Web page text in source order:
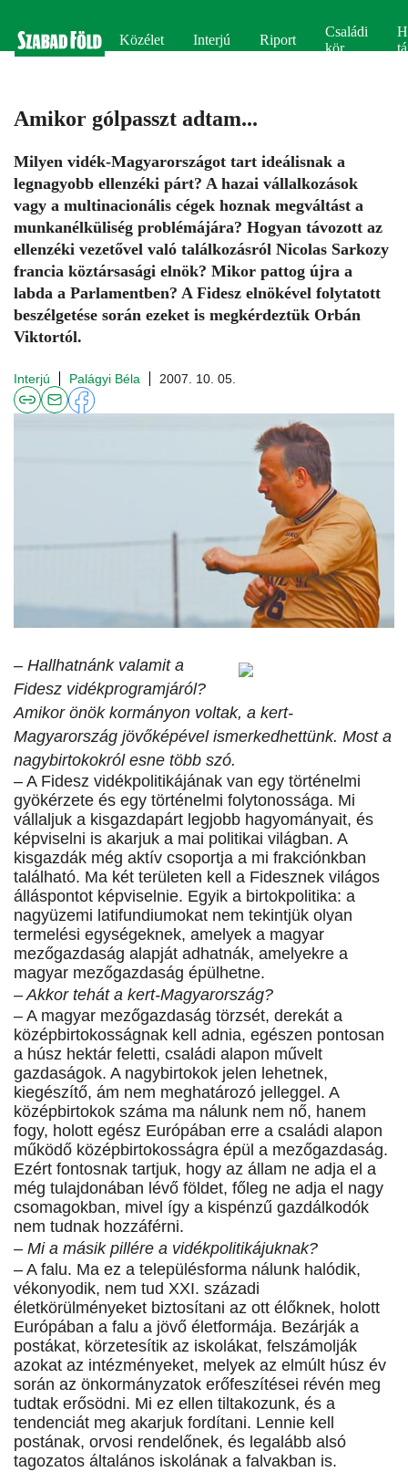
Közélet Interjú Riport
Családi
kör
Amikor gólpasszt adtam...
Milyen vidék-Magyarországot tart ideálisnak a
legnagyobb ellenzéki párt? A hazai vállalkozások
vagy a multinacionális cégek hoznak megváltást a
munkanélküliség problémájára? Hogyan távozott az
ellenzéki vezetővel való találkozásról Nicolas Sarkozy
francia köztársasági elnök? Mikor pattog újra a
labda a Parlamentben? A Fidesz elnökével folytatott
beszélgetése során ezeket is megkérdeztük Orbán
Viktortól.
Interjú Palágyi Béla 2007. 10. 05.
– Hallhatnánk valamit a
Fidesz vidékprogramjáról?
Amikor önök kormányon voltak, a kert-
Magyarország jövőképével ismerkedhettünk. Most a
nagybirtokokról esne több szó.
– A Fidesz vidékpolitikájának van egy történelmi
gyökérzete és egy történelmi folytonossága. Mi
vállaljuk a kisgazdapárt legjobb hagyományait, és
képviselni is akarjuk a mai politikai világban. A
kisgazdák még aktív csoportja a mi frakciónkban
található. Ma két területen kell a Fidesznek világos
álláspontot képviselnie. Egyik a birtokpolitika: a
nagyüzemi latifundiumokat nem tekintjük olyan
termelési egységeknek, amelyek a magyar
mezőgazdaság alapját adhatnák, amelyekre a
magyar mezőgazdaság épülhetne.
– Akkor tehát a kert-Magyarország?
– A magyar mezőgazdaság törzsét, derekát a
középbirtokosságnak kell adnia, egészen pontosan
a húsz hektár feletti, családi alapon művelt
gazdaságok. A nagybirtokok jelen lehetnek,
kiegészítő, ám nem meghatározó jelleggel. A
középbirtokok száma ma nálunk nem nő, hanem
fogy, holott egész Európában erre a családi alapon
működő középbirtokosságra épül a mezőgazdaság.
Ezért fontosnak tartjuk, hogy az állam ne adja el a
még tulajdonában lévő földet, főleg ne adja el nagy
csomagokban, mivel így a kispénzű gazdálkodók
nem tudnak hozzáférni.
– Mi a másik pillére a vidékpolitikájuknak?
– A falu. Ma ez a településforma nálunk halódik,
vékonyodik, nem tud XXI. századi
életkörülményeket biztosítani az ott élőknek, holott
Európában a falu a jövő életformája. Bezárják a
postákat, körzetesítik az iskolákat, felszámolják
azokat az intézményeket, melyek az elmúlt húsz év
során az önkormányzatok erőfeszítései révén meg
tudtak erősödni. Mi ez ellen tiltakozunk, és a
tendenciát meg akarjuk fordítani. Lennie kell
postának, orvosi rendelőnek, és legalább alsó
tagozatos általános iskolának a falvakban is.